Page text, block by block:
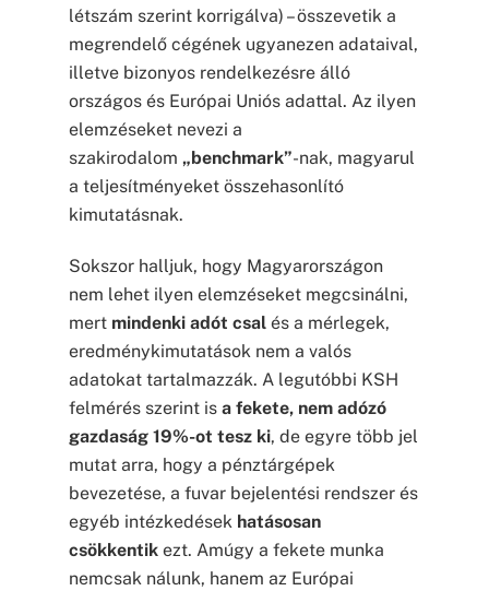
létszám szerint korrigálva) – összevetik a
megrendelő cégének ugyanezen adataival,
illetve bizonyos rendelkezésre álló
országos és Európai Uniós adattal. Az ilyen
elemzéseket nevezi a
szakirodalom „benchmark”-nak, magyarul
a teljesítményeket összehasonlító
kimutatásnak.
Sokszor halljuk, hogy Magyarországon
nem lehet ilyen elemzéseket megcsinálni,
mert mindenki adót csalés a mérlegek,
eredménykimutatások nem a valós
adatokat tartalmazzák. A legutóbbi KSH
felmérés szerint is a fekete, nem adózó
gazdaság 19%-ot tesz ki, de egyre több jel
mutat arra, hogy a pénztárgépek
bevezetése, a fuvar bejelentési rendszer és
egyéb intézkedések hatásosan
csökkentikezt. Amúgy a fekete munka
nemcsak nálunk, hanem az Európai